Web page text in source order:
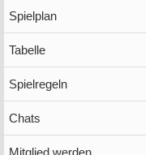
Spielplan
Tabelle
Spielregeln
Chats
Mitglied werden